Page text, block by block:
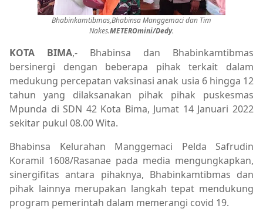
Bhabinkamtibmas,Bhabinsa Manggemaci dan Tim
Nakes.METEROmini/Dedy.
KOTA BIMA,- Bhabinsa dan Bhabinkamtibmas
bersinergi dengan beberapa pihak terkait dalam
medukung percepatan vaksinasi anak usia 6 hingga 12
tahun yang dilaksanakan pihak pihak puskesmas
Mpunda di SDN 42 Kota Bima, Jumat 14 Januari 2022
sekitar pukul 08.00 Wita.
Bhabinsa Kelurahan Manggemaci Pelda Safrudin
Koramil 1608/Rasanae pada media mengungkapkan,
sinergifitas antara pihaknya, Bhabinkamtibmas dan
pihak lainnya merupakan langkah tepat mendukung
program pemerintah dalam memerangi covid 19.